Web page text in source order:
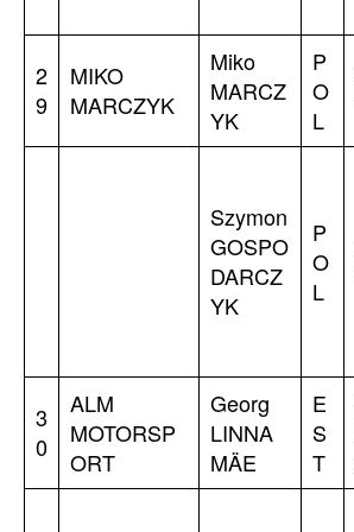
2
9
MIKO
MARCZYK
Miko
MARCZ
YK
P
O
L
Szymon
GOSPO
DARCZ
YK
P
O
L
3
0
ALM
MOTORSP
ORT
Georg
LINNA
MÄE
E
S
T